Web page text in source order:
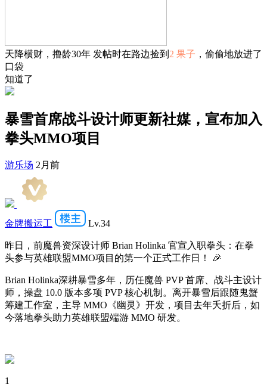
天降横财，撸龄30年 发帖时在路边捡到 2 果子 ，偷偷地放进了
口袋
知道了
暴雪首席战斗设计师更新社媒，宣布加入
拳头MMO项目
游乐场 2月前
金牌搬运工 Lv.34
昨日，前魔兽资深设计师 Brian Holinka 官宣入职拳头：在拳
头参与英雄联盟MMO项目的第一个正式工作日！ 🎉
Brian Holinka深耕暴雪多年，历任魔兽 PVP 首席、战斗主设计
师，操盘 10.0 版本多项 PVP 核心机制。离开暴雪后跟随鬼蟹
筹建工作室，主导 MMO《幽灵》开发，项目去年夭折后，如
今落地拳头助力英雄联盟端游 MMO 研发。
1